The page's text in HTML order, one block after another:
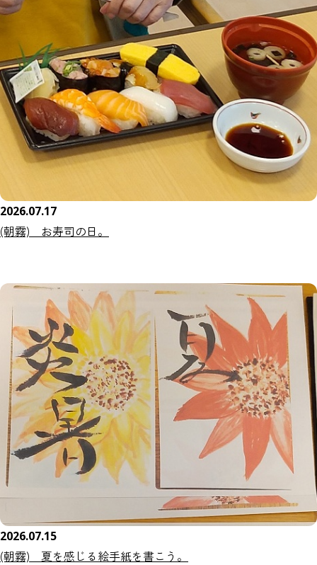
2026.07.17
(朝霧) お寿司の日。
2026.07.15
(朝霧) 夏を感じる絵手紙を書こう。